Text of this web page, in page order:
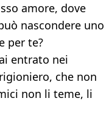
amore, dove
nascondere uno
per te?
entrato nei
che non
non li teme, li